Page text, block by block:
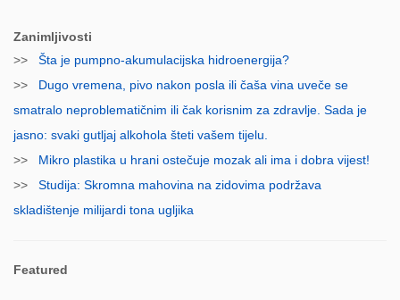
Zanimljivosti
>> Šta je pumpno-akumulacijska hidroenergija?
>> Dugo vremena, pivo nakon posla ili čaša vina uveče se
smatralo neproblematičnim ili čak korisnim za zdravlje. Sada je
jasno: svaki gutljaj alkohola šteti vašem tijelu.
>> Mikro plastika u hrani ostečuje mozak ali ima i dobra vijest!
>> Studija: Skromna mahovina na zidovima podržava
skladištenje milijardi tona ugljika
Featured